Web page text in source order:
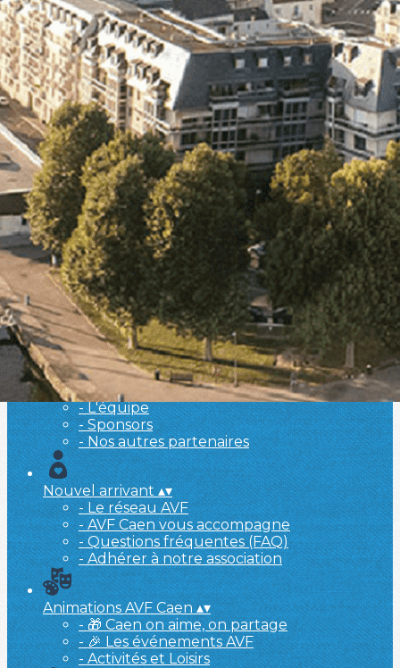
Exporter les lignes sélectionnées
Exporter toutes les colonnes
Exporter uniquement les colonnes affichées
Menu
<
>
- 🎁 Caen on aime, on partage
- 🎉 Les événements AVF
- Activités et Loisirs
Ajoutez un logo, un bouton, des réseaux sociaux
Cliquez pour éditer
L'association▴▾
- L'association
- Brochure
- L'équipe
- Sponsors
- Nos autres partenaires
Nouvel arrivant▴▾
- Le réseau AVF
- AVF Caen vous accompagne
- Questions fréquentes (FAQ)
- Adhérer à notre association
Animations AVF Caen▴▾
- 🎁 Caen on aime, on partage
- 🎉 Les événements AVF
- Activités et Loisirs